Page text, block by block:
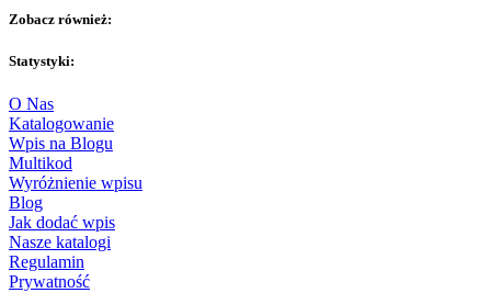
Zobacz również:
Statystyki:
O Nas
Katalogowanie
Wpis na Blogu
Multikod
Wyróżnienie wpisu
Blog
Jak dodać wpis
Nasze katalogi
Regulamin
Prywatność